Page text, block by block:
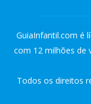
GuiaInfantil.com é
com 12 milhões de
Todos os direitos